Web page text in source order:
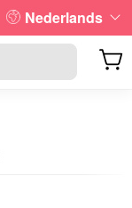
Nederlands